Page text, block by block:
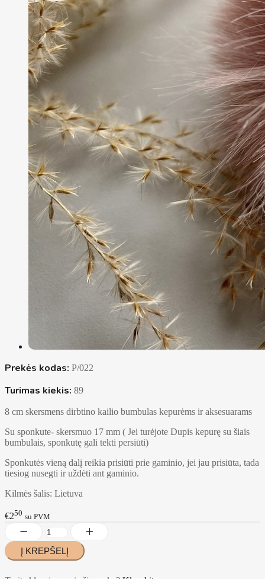
Prekės kodas: P/022
Turimas kiekis: 89
8 cm skersmens dirbtino kailio bumbulas kepurėms ir aksesuarams
Su sponkute- skersmuo 17 mm ( Jei turėjote Dupis kepurę su šiais
bumbulais, sponkutę gali tekti persiūti)
Sponkutės vieną dalį reikia prisiūti prie gaminio, jei jau prisiūta, tada
tiesiog nusegti ir uždėti ant gaminio.
Kilmės šalis: Lietuva
€250 su PVM